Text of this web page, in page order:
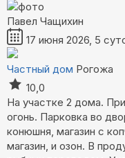
Павел Чащихин
17 июня 2026, 5
Частный дом Рогожа
10,0
На участке 2 дома.
огонь. Парковка во
конюшня, магазин с
магазин, и озон. В